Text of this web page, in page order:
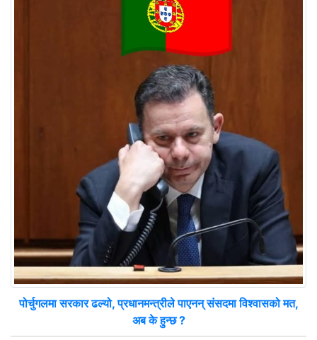
पोर्चुगलमा सरकार ढल्यो, प्रधानमन्त्रीले पाएनन् संसदमा विश्वासको मत,
अब के हुन्छ ?